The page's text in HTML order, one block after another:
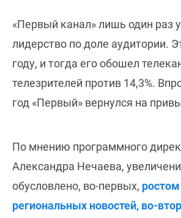
«Первый канал» лишь один раз
лидерство по доле аудитории.
году, и тогда его обошел
телезрителей против 14,3%.
год «Первый» вернулся на
По мнению программного
Александра Нечаева,
обусловлено, во-первых,
региональных новостей, во-